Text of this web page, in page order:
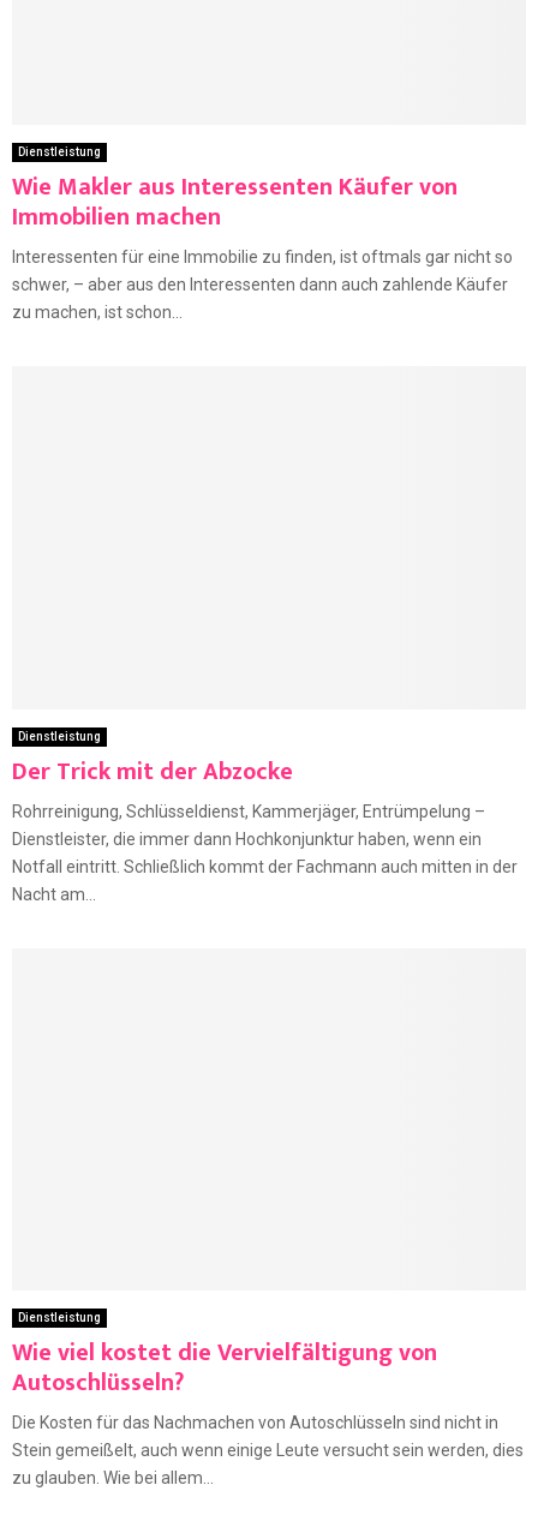
Dienstleistung
Wie Makler aus Interessenten Käufer von
Immobilien machen
Interessenten für eine Immobilie zu finden, ist oftmals gar nicht so
schwer, – aber aus den Interessenten dann auch zahlende Käufer
zu machen, ist schon...
Dienstleistung
Der Trick mit der Abzocke
Rohrreinigung, Schlüsseldienst, Kammerjäger, Entrümpelung –
Dienstleister, die immer dann Hochkonjunktur haben, wenn ein
Notfall eintritt. Schließlich kommt der Fachmann auch mitten in der
Nacht am...
Dienstleistung
Wie viel kostet die Vervielfältigung von
Autoschlüsseln?
Die Kosten für das Nachmachen von Autoschlüsseln sind nicht in
Stein gemeißelt, auch wenn einige Leute versucht sein werden, dies
zu glauben. Wie bei allem...